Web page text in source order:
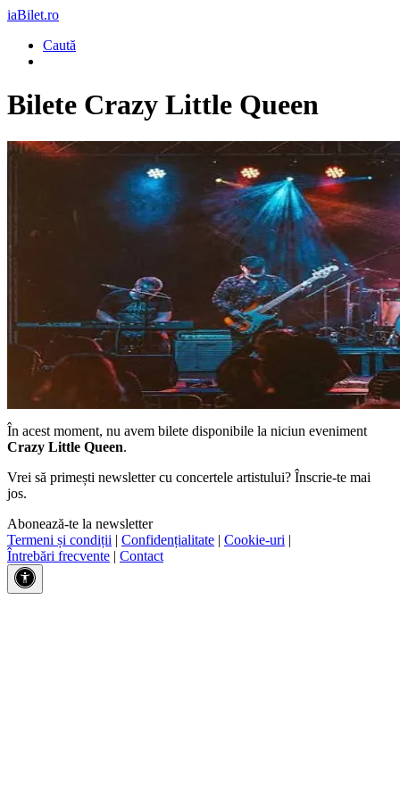
iaBilet.ro
Caută
Bilete Crazy Little Queen
În acest moment, nu avem bilete disponibile la niciun eveniment
Crazy Little Queen.
Vrei să primești newsletter cu concertele artistului? Înscrie-te mai
jos.
Abonează-te la newsletter
Termeni și condiții | Confidențialitate | Cookie-uri |
Întrebări frecvente | Contact